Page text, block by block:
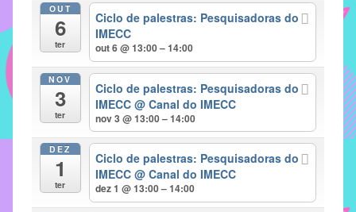
fortalecimento
sociais
profissionais
alunos,
professores
OUT
6
ter
Ciclo de palestras: Pesquisadoras do
IMECC
out 6 @ 13:00 – 14:00
NOV
3
ter
Ciclo de palestras: Pesquisadoras do
IMECC@ Canal do IMECC
nov 3 @ 13:00 – 14:00
DEZ
1
ter
Ciclo de palestras: Pesquisadoras do
IMECC@ Canal do IMECC
dez 1 @ 13:00 – 14:00